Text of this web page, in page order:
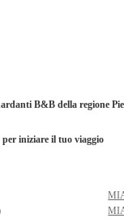
B&B della regione
per iniziare il tuo viaggio